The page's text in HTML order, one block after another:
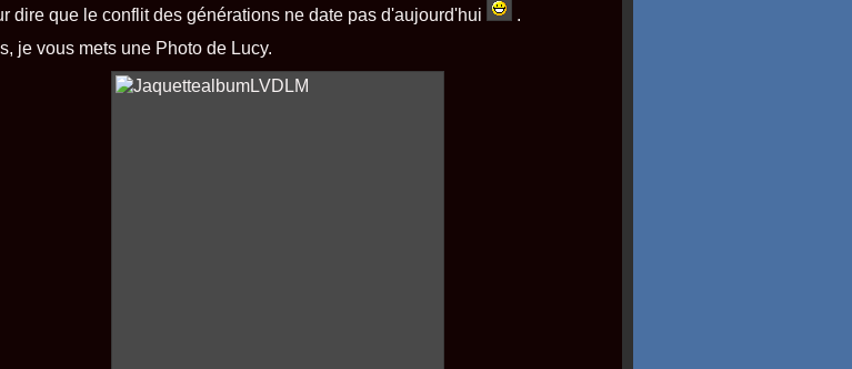
dire que le conflit des générations ne date pas d'aujourd'hui
.
je vous mets une Photo de Lucy.